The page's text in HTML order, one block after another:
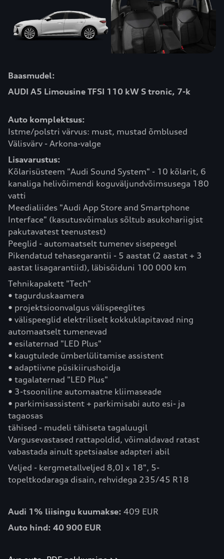
Baasmudel:
AUDI A5 Limousine TFSI 110 kW S tronic, 7-k
Auto komplektsus:
Istme/polstri värvus: must, mustad õmblused
Välisvärv - Arkona-valge
Lisavarustus:
Kõlarisüsteem "Audi Sound System" - 10 kõlarit, 6
kanaliga helivõimendi koguväljundvõimsusega 180
vatti
Meedialiides "Audi App Store and Smartphone
Interface" (kasutusvõimalus sõltub asukohariigist
pakutavatest teenustest)
Peeglid - automaatselt tumenev sisepeegel
Pikendatud tehasegarantii - 5 aastat (2 aastat + 3
aastat lisagarantiid), läbisõiduni 100 000 km
Tehnikapakett "Tech"
• tagurduskaamera
• projektsioonvalgus välispeeglites
• välispeeglid elektriliselt kokkuklapitavad ning
automaatselt tumenevad
• esilaternad "LED Plus"
• kaugtulede ümberlülitamise assistent
• adaptiivne püsikiirushoidja
• tagalaternad "LED Plus"
• 3-tsooniline automaatne kliimaseade
• parkimisassistent + parkimisabi auto esi- ja
tagaosas
tähised - mudeli tähiseta tagaluugil
Vargusevastased rattapoldid, võimaldavad ratast
vabastada ainult spetsiaalse adapteri abil
Veljed - kergmetallveljed 8,0] x 18", 5-
topeltkodaraga disain, rehvidega 235/45 R18
Audi 1% liisingu kuumakse: 409 EUR
Auto hind: 40 900 EUR